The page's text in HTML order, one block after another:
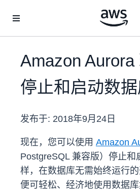
Amazon Aurora
停止和启动数
发布于: 2018年9月24日
现在，您可以使用 Amazon
PostgreSQL 兼容版）停止和
样，在数据库无需始终运行的
便可轻松、经济地使用数据库